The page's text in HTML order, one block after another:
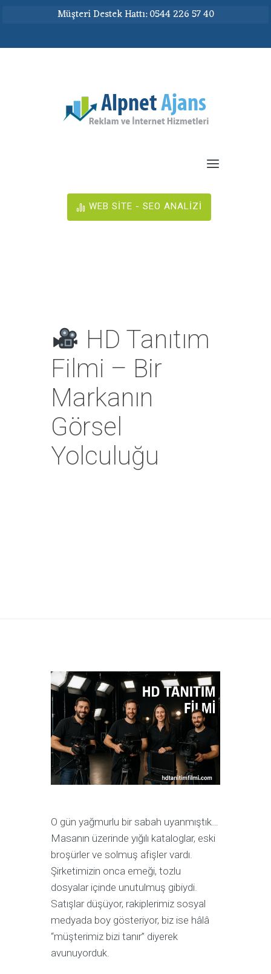
Müşteri Destek Hattı: 0544 226 57 40
WEB SİTE - SEO ANALİZİ
HD Tanıtım
Filmi – Bir
Markanın
Görsel
Yolculuğu
O gün yağmurlu bir sabah uyanmıştık…
Masanın üzerinde yığılı kataloglar, eski
broşürler ve solmuş afişler vardı.
Şirketimizin onca emeği, tozlu
dosyalar içinde unutulmuş gibiydi.
Satışlar düşüyor, rakiplerimiz sosyal
medyada boy gösteriyor, biz ise hâlâ
“müşterimiz bizi tanır” diyerek
avunuyorduk.